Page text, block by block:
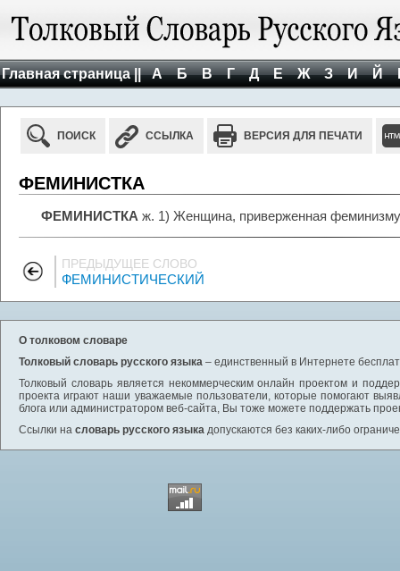
Главная страница || А Б В Г Д Е Ж З И Й
ПОИСК ССЫЛКА ВЕРСИЯ ДЛЯ ПЕЧАТИ
ФЕМИНИСТКА
ФЕМИНИСТКА ж. 1) Женщина, приверженная
ПРЕДЫДУЩЕЕ СЛОВО
ФЕМИНИСТИЧЕСКИЙ
О толковом словаре
Толковый словарь русского языка – единственный в Интернете
Толковый словарь является некоммерческим онлайн проектом и
проекта играют наши уважаемые пользователи, которые помогают
блога или администратором веб-сайта, Вы тоже можете поддержать
Ссылки на словарь русского языка допускаются без каких-либо